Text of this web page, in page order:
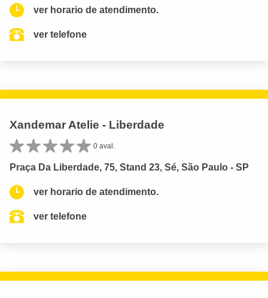
ver horario de atendimento.
ver telefone
Xandemar Atelie - Liberdade
0 aval.
Praça Da Liberdade, 75, Stand 23, Sé, São Paulo - SP
ver horario de atendimento.
ver telefone